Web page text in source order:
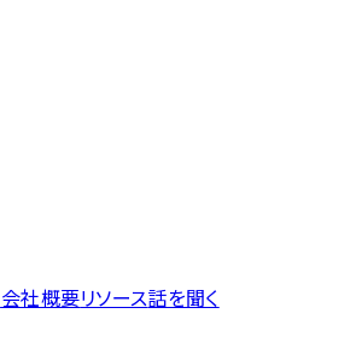
会社概要リソース話を聞く